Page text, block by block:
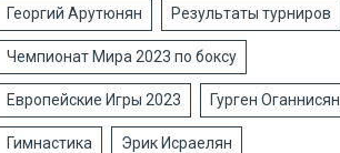
Георгий Арутюнян Результаты турниров
Чемпионат Мира 2023 по боксу
Европейские Игры 2023 Гурген Оганнисян
Гимнастика Эрик Исраелян